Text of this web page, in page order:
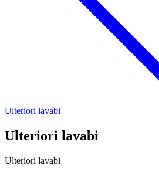
Ulteriori lavabi
Ulteriori lavabi
Ulteriori lavabi